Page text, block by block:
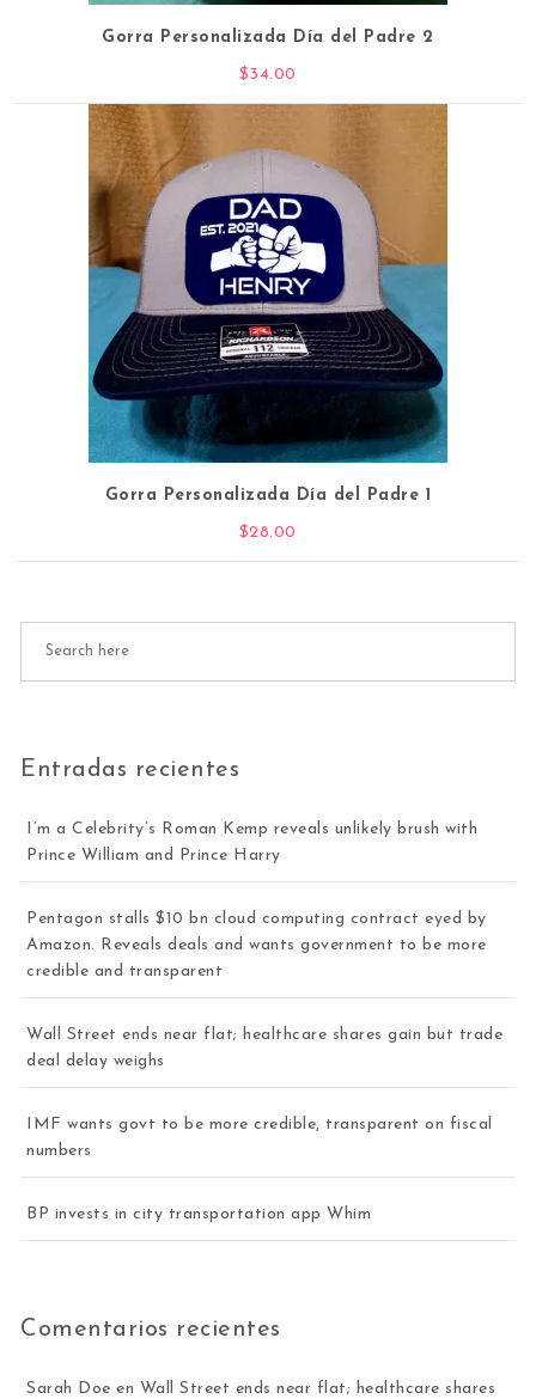
Gorra Personalizada Día del Padre 2
$34.00
Gorra Personalizada Día del Padre 1
$28.00
Entradas recientes
I’m a Celebrity’s Roman Kemp reveals unlikely brush with
Prince William and Prince Harry
Pentagon stalls $10 bn cloud computing contract eyed by
Amazon. Reveals deals and wants government to be more
credible and transparent
Wall Street ends near flat; healthcare shares gain but trade
deal delay weighs
IMF wants govt to be more credible, transparent on fiscal
numbers
BP invests in city transportation app Whim
Comentarios recientes
Sarah Doe en Wall Street ends near flat; healthcare shares